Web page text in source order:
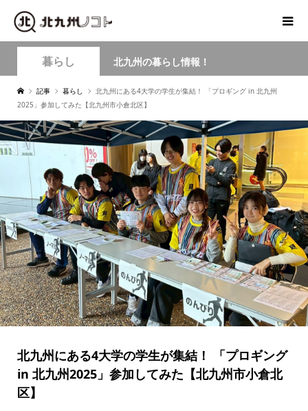
暮らし 北九州の暮らし情報！
記事 暮らし
北九州にある4大学の学生が集結！ 「プロギング in 北九州
2025」参加してみた【北九州市小倉北区】
北九州にある4大学の学生が集結！ 「プロギング
in 北九州2025」参加してみた【北九州市小倉北
区】